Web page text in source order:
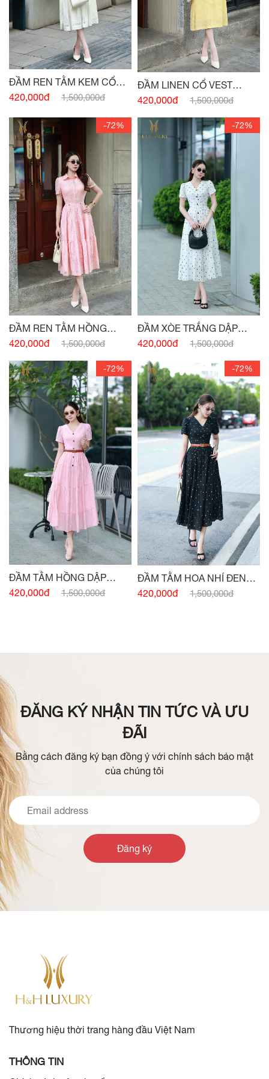
ĐẦM REN TẰM KEM CỔ
ĐỨC
420,000đ 1,500,000đ
ĐẦM LINEN CỔ VEST
VÀNG BƠ ĐAI EO
420,000đ 1,500,000đ
-72%
ĐẦM REN TẰM HỒNG
THẠCH ANH
420,000đ 1,500,000đ
-72%
ĐẦM XÒE TRẮNG DẬP
NHĂN CỔ V
420,000đ 1,500,000đ
-72%
ĐẦM TẰM HỒNG DẬP
NHĂN CỔ V
420,000đ 1,500,000đ
-72%
ĐẦM TẰM HOA NHÍ ĐEN
CỔ V
420,000đ 1,500,000đ
ĐĂNG KÝ NHẬN TIN TỨC VÀ ƯU
ĐÃI
Bằng cách đăng ký bạn đồng ý với chính sách bảo mật
của chúng tôi
Đăng ký
Thương hiệu thời trang hàng đầu Việt Nam
THÔNG TIN